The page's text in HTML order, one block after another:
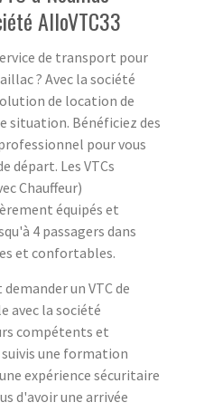
AlloVTC33
de transport pour
? Avec la société
de location de
situation. Bénéficiez des
pour vous
départ. Les VTCs
Chauffeur)
équipés et
4 passagers dans
et confortables.
un VTC de
avec la société
compétents et
une formation
expérience sécuritaire
d'avoir une arrivée